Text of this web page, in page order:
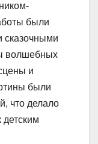
были
волшебных
и
были
что делало